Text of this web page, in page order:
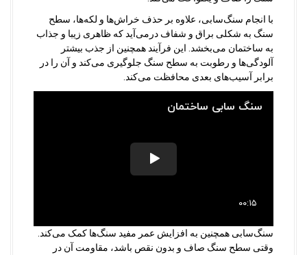
با انجام سنگ‌سابی، علاوه بر حذف خراش‌ها و لکه‌ها، سطح
سنگ به شکلی براق و شفاف درمی‌آید که ظاهری زیبا و جذاب
به ساختمان می‌بخشد. این فرآیند همچنین از جذب بیشتر
آلودگی‌ها و رطوبت به سطح سنگ جلوگیری می‌کند و آن را در
برابر آسیب‌های بعدی محافظت می‌کند.
سنگ‌سابی همچنین به افزایش عمر مفید سنگ‌ها کمک می‌کند.
وقتی سطح سنگ صاف و بدون نقص باشد، مقاومت آن در